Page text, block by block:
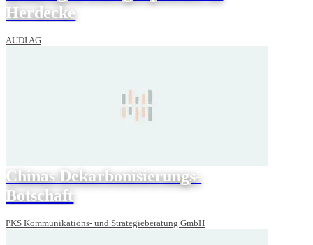
Herdecke
AUDI AG
Chinas Dekarbonisierungs-
Botschaft
PKS Kommunikations- und Strategieberatung GmbH